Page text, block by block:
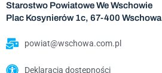
Starostwo Powiatowe We Wschowie
Plac Kosynierów 1c, 67-400 Wschowa
powiat@wschowa.com.pl
Deklaracja dostępności